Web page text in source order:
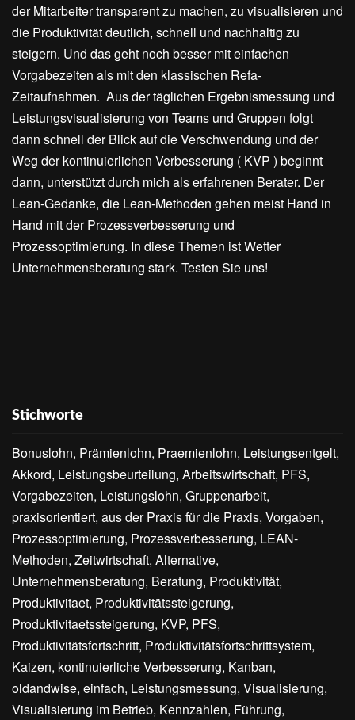
der Mitarbeiter transparent zu machen, zu visualisieren und
die Produktivität deutlich, schnell und nachhaltig zu
steigern. Und das geht noch besser mit einfachen
Vorgabezeiten als mit den klassischen Refa-
Zeitaufnahmen. Aus der täglichen Ergebnismessung und
Leistungsvisualisierung von Teams und Gruppen folgt
dann schnell der Blick auf die Verschwendung und der
Weg der kontinuierlichen Verbesserung ( KVP ) beginnt
dann, unterstützt durch mich als erfahrenen Berater. Der
Lean-Gedanke, die Lean-Methoden gehen meist Hand in
Hand mit der Prozessverbesserung und
Prozessoptimierung. In diese Themen ist Wetter
Unternehmensberatung stark. Testen Sie uns!
Stichworte
Bonuslohn, Prämienlohn, Praemienlohn, Leistungsentgelt,
Akkord, Leistungsbeurteilung, Arbeitswirtschaft, PFS,
Vorgabezeiten, Leistungslohn, Gruppenarbeit,
praxisorientiert, aus der Praxis für die Praxis, Vorgaben,
Prozessoptimierung, Prozessverbesserung, LEAN-
Methoden, Zeitwirtschaft, Alternative,
Unternehmensberatung, Beratung, Produktivität,
Produktivitaet, Produktivitätssteigerung,
Produktivitaetssteigerung, KVP, PFS,
Produktivitätsfortschritt, Produktivitätsfortschrittsystem,
Kaizen, kontinuierliche Verbesserung, Kanban,
oldandwise, einfach, Leistungsmessung, Visualisierung,
Visualisierung im Betrieb, Kennzahlen, Führung,